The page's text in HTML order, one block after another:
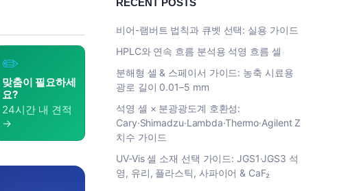
✏️
맞춤이 필요하세
요?
24시간 내 견적
→
RECENT POSTS
비어-램버트 법칙과 큐벳 선택: 실용 가이드
HPLC와 연속 흐름 분석용 석영 흐름 셀
분해형 셀 & 스페이서 가이드: 농축 시료용
광로 길이 0.01–5 mm
석영 셀 × 분광광도계 호환성:
Cary·Shimadzu·Lambda·Thermo·Agilent Z
치수 가이드
UV-Vis 셀 소재 선택 가이드: JGS1·JGS3 석
영, 유리, 플라스틱, 사파이어 & CaF₂